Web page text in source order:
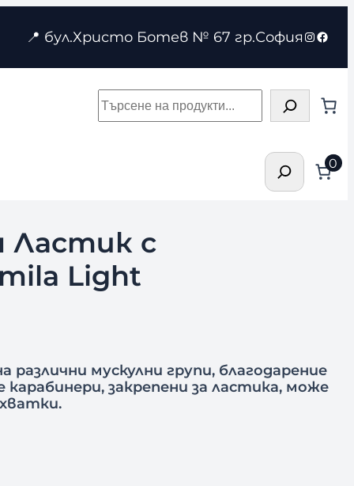
📍 бул.Христо Ботев № 67 гр.София
Търсене
Търсене0
Ластик с
Light
мускулни групи, благодарение
закрепени за ластика, може